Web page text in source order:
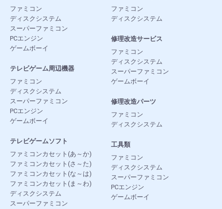
ファミコン
ディスクシステム
スーパーファミコン
PCエンジン
ゲームボーイ
テレビゲーム周辺機器
ファミコン
ディスクシステム
スーパーファミコン
PCエンジン
ゲームボーイ
テレビゲームソフト
ファミコンカセット(あ～か)
ファミコンカセット(さ～た)
ファミコンカセット(な～は)
ファミコンカセット(ま～わ)
ディスクシステム
スーパーファミコン
ファミコン
ディスクシステム
修理改造サービス
ファミコン
ディスクシステム
スーパーファミコン
ゲームボーイ
修理改造パーツ
ファミコン
ディスクシステム
工具類
ファミコン
ディスクシステム
スーパーファミコン
PCエンジン
ゲームボーイ